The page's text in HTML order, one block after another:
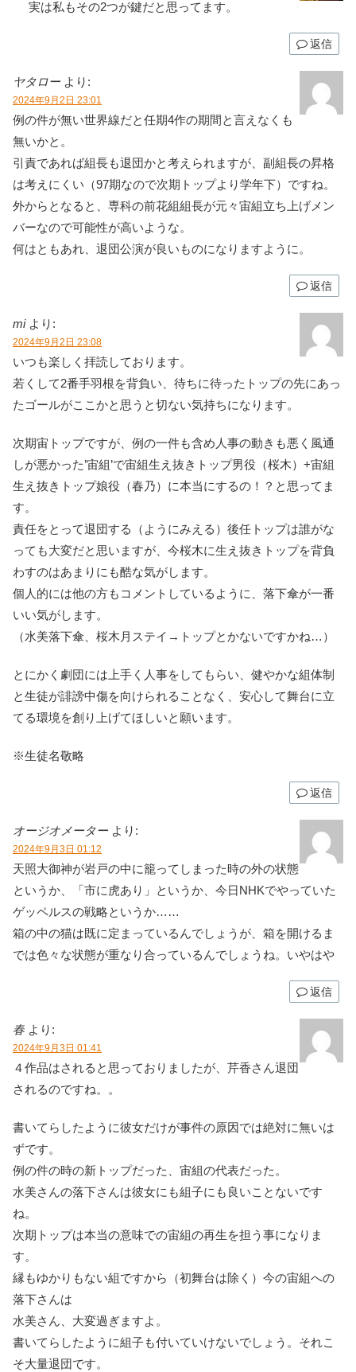
実は私もその2つが鍵だと思ってます。
返信
ヤタロー より:
2024年9月2日 23:01
例の件が無い世界線だと任期4作の期間と言えなくも
無いかと。
引責であれば組長も退団かと考えられますが、副組長の昇格
は考えにくい（97期なので次期トップより学年下）ですね。
外からとなると、専科の前花組組長が元々宙組立ち上げメン
バーなので可能性が高いような。
何はともあれ、退団公演が良いものになりますように。
返信
mi より:
2024年9月2日 23:08
いつも楽しく拝読しております。
若くして2番手羽根を背負い、待ちに待ったトップの先にあっ
たゴールがここかと思うと切ない気持ちになります。
次期宙トップですが、例の一件も含め人事の動きも悪く風通
しが悪かった’宙組’で宙組生え抜きトップ男役（桜木）+宙組
生え抜きトップ娘役（春乃）に本当にするの！？と思ってま
す。
責任をとって退団する（ようにみえる）後任トップは誰がな
っても大変だと思いますが、今桜木に生え抜きトップを背負
わすのはあまりにも酷な気がします。
個人的には他の方もコメントしているように、落下傘が一番
いい気がします。
（水美落下傘、桜木月ステイ→トップとかないですかね…）
とにかく劇団には上手く人事をしてもらい、健やかな組体制
と生徒が誹謗中傷を向けられることなく、安心して舞台に立
てる環境を創り上げてほしいと願います。
※生徒名敬略
返信
オージオメーター より:
2024年9月3日 01:12
天照大御神が岩戸の中に籠ってしまった時の外の状態
というか、「市に虎あり」というか、今日NHKでやっていた
ゲッペルスの戦略というか……
箱の中の猫は既に定まっているんでしょうが、箱を開けるま
では色々な状態が重なり合っているんでしょうね。いやはや
返信
春 より:
2024年9月3日 01:41
４作品はされると思っておりましたが、芹香さん退団
されるのですね。。
書いてらしたように彼女だけが事件の原因では絶対に無いは
ずです。
例の件の時の新トップだった、宙組の代表だった。
水美さんの落下さんは彼女にも組子にも良いことないです
ね。
次期トップは本当の意味での宙組の再生を担う事になりま
す。
縁もゆかりもない組ですから（初舞台は除く）今の宙組への
落下さんは
水美さん、大変過ぎますよ。
書いてらしたように組子も付いていけないでしょう。それこ
そ大量退団です。